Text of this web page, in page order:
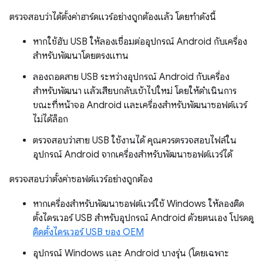
ตรวจสอบว่าได้ตั้งค่าฮาร์ดแวร์อย่างถูกต้องแล้ว โดยทำดังนี้
หากใช้ฮับ USB ให้ลองเชื่อมต่ออุปกรณ์ Android กับเครื่อง
สำหรับพัฒนาโดยตรงแทน
ลองถอดสาย USB ระหว่างอุปกรณ์ Android กับเครื่อง
สำหรับพัฒนา แล้วเสียบกลับเข้าไปใหม่ โดยให้ดำเนินการ
ขณะที่หน้าจอ Android และเครื่องสำหรับพัฒนาซอฟต์แวร์
ไม่ได้ล็อก
ตรวจสอบว่าสาย USB ใช้งานได้ คุณควรตรวจสอบไฟล์ใน
อุปกรณ์ Android จากเครื่องสำหรับพัฒนาซอฟต์แวร์ได้
ตรวจสอบว่าตั้งค่าซอฟต์แวร์อย่างถูกต้อง
หากเครื่องสำหรับพัฒนาซอฟต์แวร์ใช้ Windows ให้ลองติด
ตั้งไดรเวอร์ USB สำหรับอุปกรณ์ Android ด้วยตนเอง โปรดดู
ติดตั้งไดรเวอร์ USB ของ OEM
อุปกรณ์ Windows และ Android บางรุ่น (โดยเฉพาะ